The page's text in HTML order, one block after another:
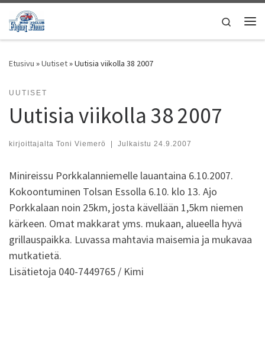
Skip to content
Search
Etusivu »Uutiset»Uutisia viikolla 38 2007
UUTISET
Uutisia viikolla 38 2007
kirjoittajalta Toni Viemerö | Julkaistu 24.9.2007
Minireissu Porkkalanniemelle lauantaina 6.10.2007.
Kokoontuminen Tolsan Essolla 6.10. klo 13. Ajo
Porkkalaan noin 25km, josta kävellään 1,5km niemen
kärkeen. Omat makkarat yms. mukaan, alueella hyvä
grillauspaikka. Luvassa mahtavia maisemia ja mukavaa
mutkatietä.
Lisätietoja 040-7449765 / Kimi